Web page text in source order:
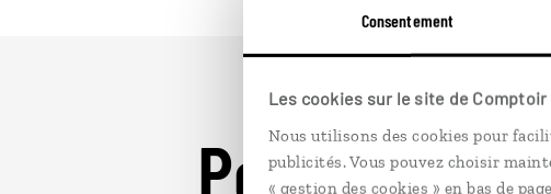
Consentement
Les cookies sur le site de Comptoir
Nous utilisons des cookies pour
publicités. Vous pouvez choisir
« gestion des cookies » en bas de
Pour aller